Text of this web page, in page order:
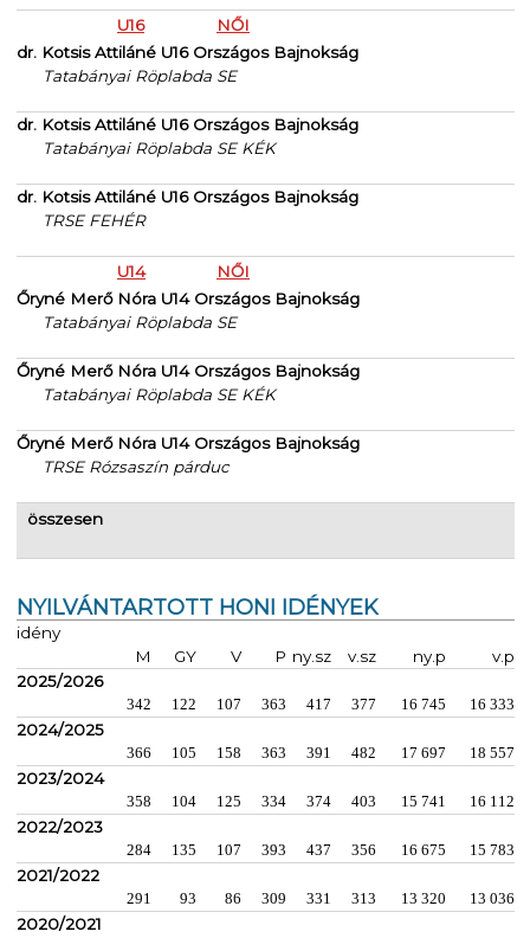
U16
NŐI
dr. Kotsis Attiláné U16 Országos Bajnokság
Tatabányai Röplabda SE
dr. Kotsis Attiláné U16 Országos Bajnokság
Tatabányai Röplabda SE KÉK
dr. Kotsis Attiláné U16 Országos Bajnokság
TRSE FEHÉR
U14
NŐI
Őryné Merő Nóra U14 Országos Bajnokság
Tatabányai Röplabda SE
Őryné Merő Nóra U14 Országos Bajnokság
Tatabányai Röplabda SE KÉK
Őryné Merő Nóra U14 Országos Bajnokság
TRSE Rózsaszín párduc
összesen
NYILVÁNTARTOTT HONI IDÉNYEK
idény
M
GY V P ny.sz v.sz ny.p
v.p
2025/2026
342 122 107 363 417 377 16 745 16 333
2024/2025
366 105 158 363 391 482 17 697 18 557
2023/2024
358 104 125 334 374 403 15 741 16 112
2022/2023
284 135 107 393 437 356 16 675 15 783
2021/2022
291 93 86 309 331 313 13 320 13 036
2020/2021